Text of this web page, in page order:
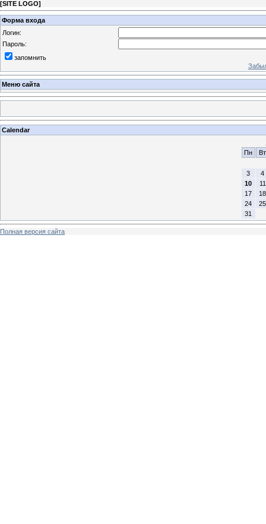
[SITE LOGO]
Форма входа
Логин:
Пароль:
запомнить
Меню сайта
Calendar
Пн
Вт
3
4
10
11
17
18
24
25
31
Полная версия сайта